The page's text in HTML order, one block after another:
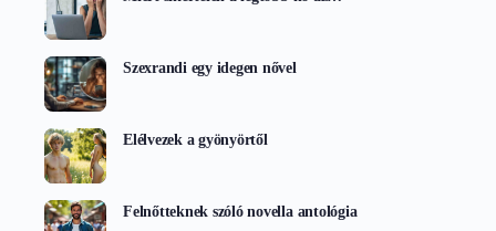
Szexrandi egy idegen nővel
Elélvezek a gyönyörtől
Felnőtteknek szóló novella antológia